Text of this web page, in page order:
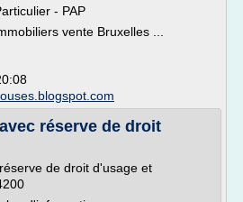
- PAP
vente Bruxelles ...
réserve de droit
de droit d'usage et